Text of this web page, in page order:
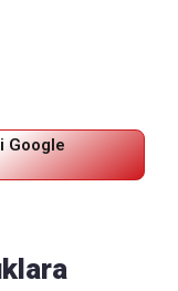
Google